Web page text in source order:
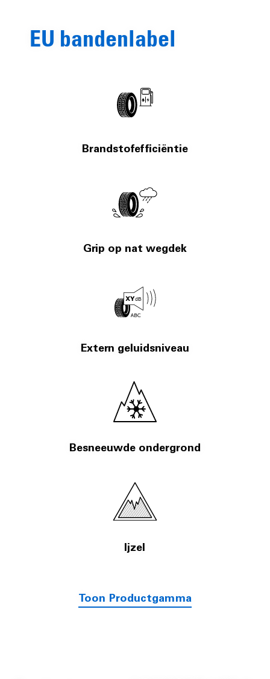
EU bandenlabel
Brandstofefficiëntie
Grip op nat wegdek
Extern geluidsniveau
Besneeuwde ondergrond
Ijzel
Toon Productgamma